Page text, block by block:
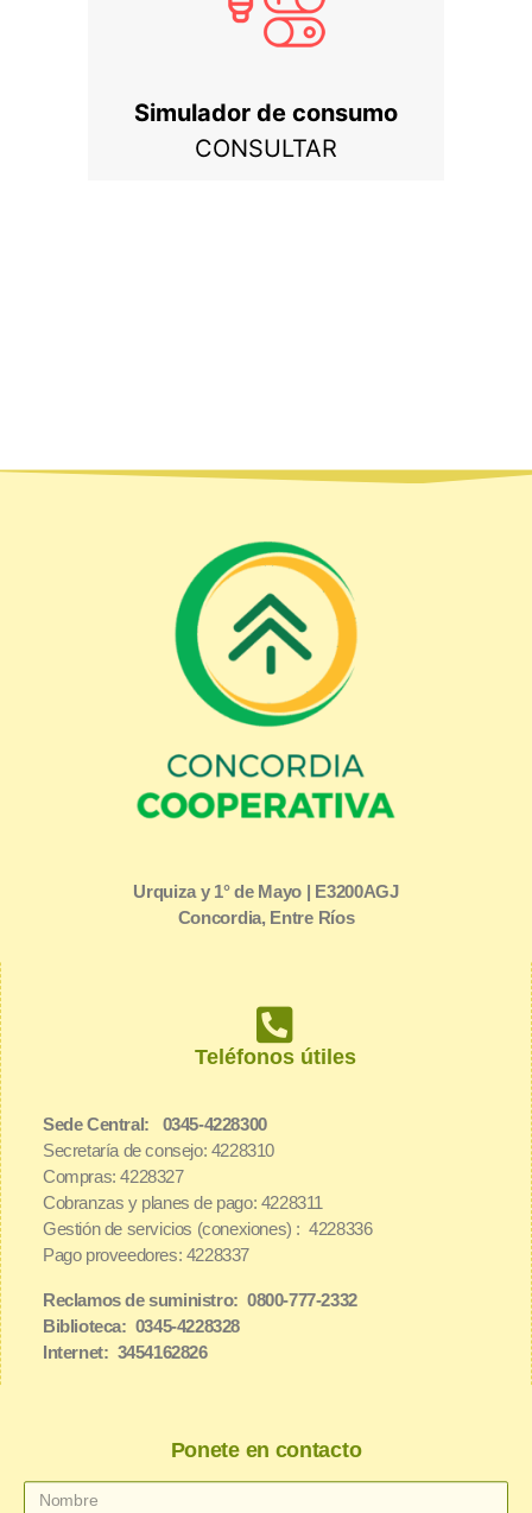
Simulador de consumo
CONSULTAR
Urquiza y 1° de Mayo | E3200AGJ
Concordia, Entre Ríos
Teléfonos útiles
Sede Central: 0345-4228300
Secretaría de consejo: 4228310
Compras: 4228327
Cobranzas y planes de pago: 4228311
Gestión de servicios (conexiones) : 4228336
Pago proveedores: 4228337
Reclamos de suministro: 0800-777-2332
Biblioteca: 0345-4228328
Internet: 3454162826
Ponete en contacto